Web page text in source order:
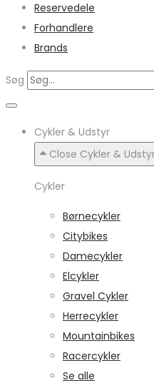
Reservedele
Forhandlere
Brands
Søg
Cykler & Udstyr
Close Cykler &
Cykler
Børnecykler
Citybikes
Damecykler
Elcykler
Gravel Cykler
Herrecykler
Mountainbikes
Racercykler
Se alle